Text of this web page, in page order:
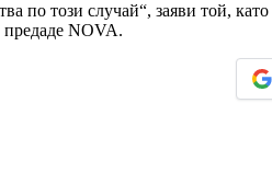
по този случай“, заяви той,
предаде NOVA.